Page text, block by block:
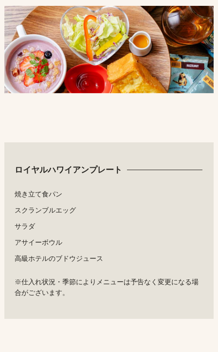
ロイヤルハワイアンプレート
焼き立て食パン
スクランブルエッグ
サラダ
アサイーボウル
高級ホテルのブドウジュース
※仕入れ状況・季節によりメニューは予告なく変更になる場
合がございます。